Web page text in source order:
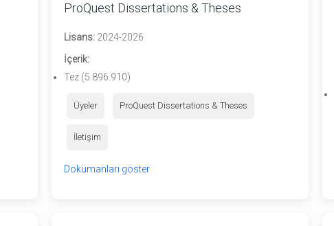
ProQuest Dissertations & Theses
Lisans: 2024-2026
İçerik:
Tez (5.896.910)
Üyeler ProQuest Dissertations & Theses
İletişim
Dokümanları göster